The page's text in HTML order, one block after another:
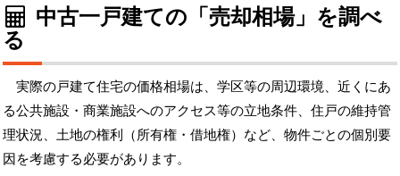
中古一戸建ての「売却相場」を調べ
る
実際の戸建て住宅の価格相場は、学区等の周辺環境、近くにあ
る公共施設・商業施設へのアクセス等の立地条件、住戸の維持管
理状況、土地の権利（所有権・借地権）など、物件ごとの個別要
因を考慮する必要があります。